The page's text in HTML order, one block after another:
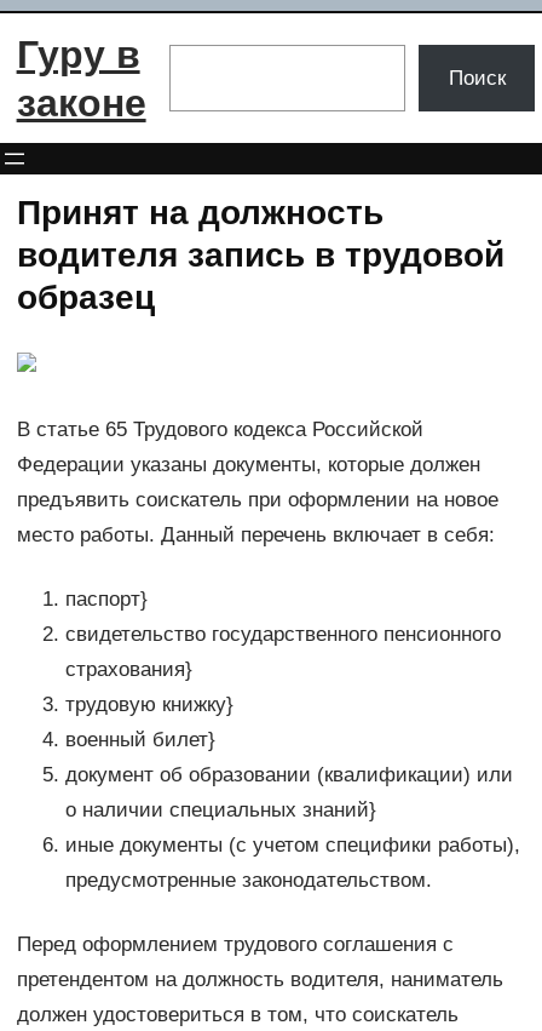
Перейти
Гуру в
законе
Поиск
Принят на должность
водителя запись в трудовой
образец
В статье 65 Трудового кодекса Российской
Федерации указаны документы, которые должен
предъявить соискатель при оформлении на новое
место работы. Данный перечень включает в себя:
паспорт}
свидетельство государственного пенсионного
страхования}
трудовую книжку}
военный билет}
документ об образовании (квалификации) или
о наличии специальных знаний}
иные документы (с учетом специфики работы),
предусмотренные законодательством.
Перед оформлением трудового соглашения с
претендентом на должность водителя, наниматель
должен удостовериться в том, что соискатель